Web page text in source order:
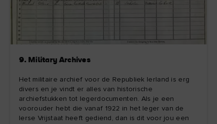
9. Military Archives
Het militaire archief voor de Republiek Ierland is erg
divers en je vindt er alles van historische
archiefstukken tot legerdocumenten. Als je een
voorouder hebt die vanaf 1922 in het leger van de
Ierse Vrijstaat heeft gediend, dan is dit voor jou een